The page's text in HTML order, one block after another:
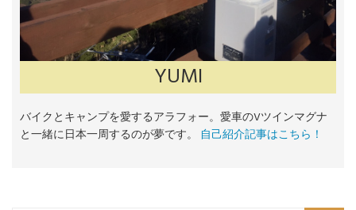
YUMI
バイクとキャンプを愛するアラフォー。愛車のVツインマグナ
と一緒に日本一周するのが夢です。 自己紹介記事はこちら！